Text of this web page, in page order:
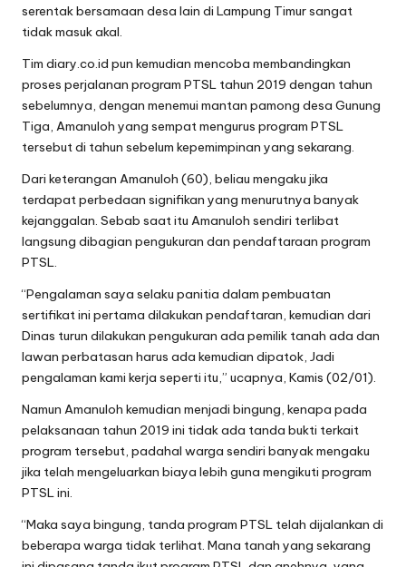
serentak bersamaan desa lain di Lampung Timur sangat
tidak masuk akal.
Tim diary.co.id pun kemudian mencoba membandingkan
proses perjalanan program PTSL tahun 2019 dengan tahun
sebelumnya, dengan menemui mantan pamong desa Gunung
Tiga, Amanuloh yang sempat mengurus program PTSL
tersebut di tahun sebelum kepemimpinan yang sekarang.
Dari keterangan Amanuloh (60), beliau mengaku jika
terdapat perbedaan signifikan yang menurutnya banyak
kejanggalan. Sebab saat itu Amanuloh sendiri terlibat
langsung dibagian pengukuran dan pendaftaraan program
PTSL.
“Pengalaman saya selaku panitia dalam pembuatan
sertifikat ini pertama dilakukan pendaftaran, kemudian dari
Dinas turun dilakukan pengukuran ada pemilik tanah ada dan
lawan perbatasan harus ada kemudian dipatok, Jadi
pengalaman kami kerja seperti itu,” ucapnya, Kamis (02/01).
Namun Amanuloh kemudian menjadi bingung, kenapa pada
pelaksanaan tahun 2019 ini tidak ada tanda bukti terkait
program tersebut, padahal warga sendiri banyak mengaku
jika telah mengeluarkan biaya lebih guna mengikuti program
PTSL ini.
“Maka saya bingung, tanda program PTSL telah dijalankan di
beberapa warga tidak terlihat. Mana tanah yang sekarang